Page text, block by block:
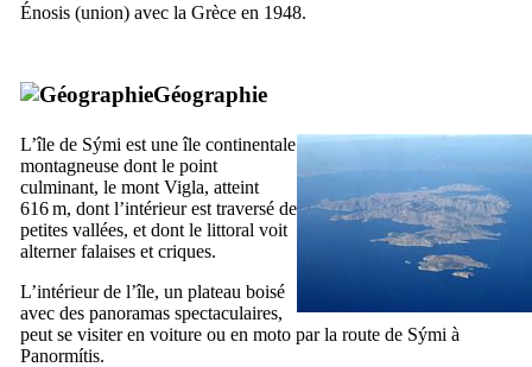
Énosis (union) avec la Grèce en 1948.
Géographie
L’île de Sými est une île continentale
montagneuse dont le point
culminant, le mont Vigla, atteint
616 m, dont l’intérieur est traversé de
petites vallées, et dont le littoral voit
alterner falaises et criques.
L’intérieur de l’île, un plateau boisé
avec des panoramas spectaculaires,
peut se visiter en voiture ou en moto par la route de Sými à
Panormítis.